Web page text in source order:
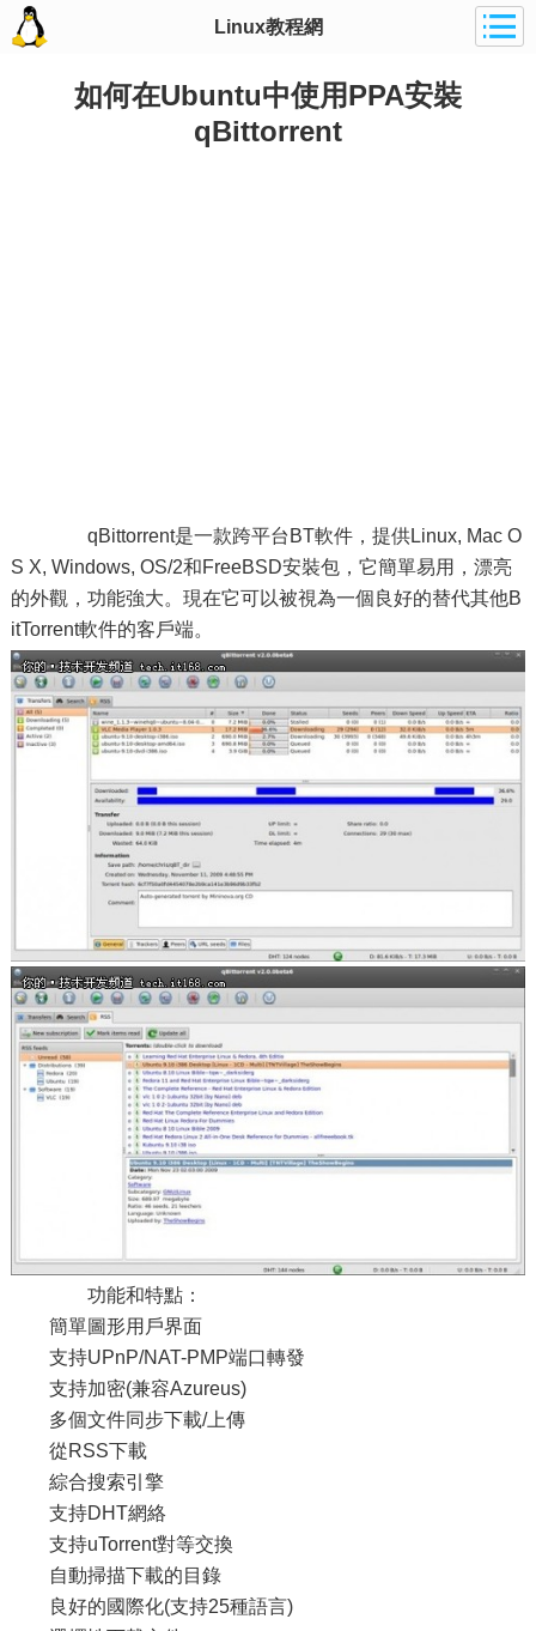
Linux教程網
如何在Ubuntu中使用PPA安裝
qBittorrent
qBittorrent是一款跨平台BT軟件，提供Linux, Mac O
S X, Windows, OS/2和FreeBSD安裝包，它簡單易用，漂亮
的外觀，功能強大。現在它可以被視為一個良好的替代其他B
itTorrent軟件的客戶端。
功能和特點：
簡單圖形用戶界面
支持UPnP/NAT-PMP端口轉發
支持加密(兼容Azureus)
多個文件同步下載/上傳
從RSS下載
綜合搜索引擎
支持DHT網絡
支持uTorrent對等交換
自動掃描下載的目錄
良好的國際化(支持25種語言)